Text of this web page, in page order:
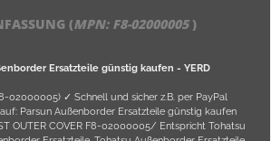
(MPN: F8-02000005)
Ersatzteile günstig kaufen - YERD
02000005) ✓ Schnell und sicher z.B. per PayPal
Parsun Außenborder Ersatzteile günstig kaufen
OUTER COVER F8-02000005/ Entspricht Tohatsu